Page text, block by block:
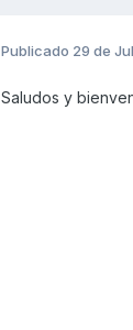
Publicado 29 de
Saludos y